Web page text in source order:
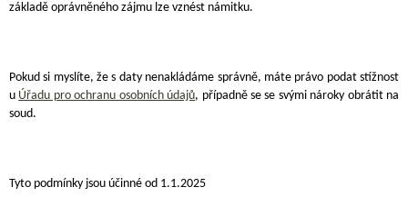
základě oprávněného zájmu lze vznést námitku.
Pokud si myslíte, že s daty nenakládáme správně, máte právo podat stížnost
u Úřadu pro ochranu osobních údajů, případně se se svými nároky obrátit na
soud.
Tyto podmínky jsou účinné od 1.1.2025